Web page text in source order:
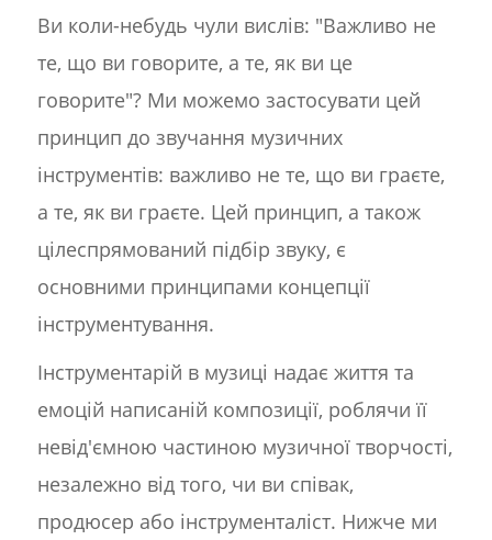
Ви коли-небудь чули вислів: "Важливо не
те, що ви говорите, а те, як ви це
говорите"? Ми можемо застосувати цей
принцип до звучання музичних
інструментів: важливо не те, що ви граєте,
а те, як ви граєте. Цей принцип, а також
цілеспрямований підбір звуку, є
основними принципами концепції
інструментування.
Інструментарій в музиці надає життя та
емоцій написаній композиції, роблячи її
невід'ємною частиною музичної творчості,
незалежно від того, чи ви співак,
продюсер або інструменталіст. Нижче ми